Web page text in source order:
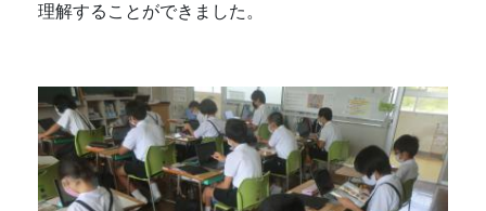
理解することができました。